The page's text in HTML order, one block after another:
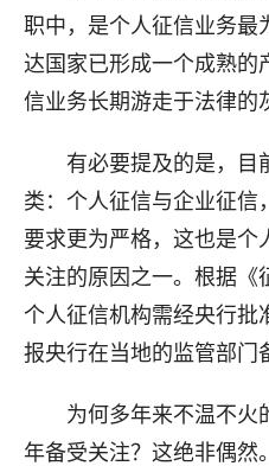
职中，是个人征信业务最
达国家已形成一个成熟的
信业务长期游走于法律的
有必要提及的是，目
类：个人征信与企业征信
要求更为严格，这也是个
关注的原因之一。根据《
个人征信机构需经央行批
报央行在当地的监管部门
为何多年来不温不火
年备受关注？这绝非偶然。